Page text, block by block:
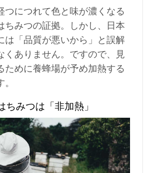
つにつれて色と味が濃くなる
ちみつの証拠。しかし、日本
は「品質が悪いから」と誤解
くありません。ですので、見
ために養蜂場が予め加熱する
みつは「非加熱」